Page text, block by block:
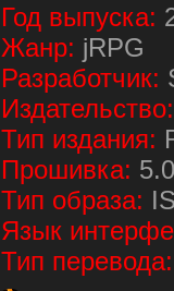
Год выпуска:
Жанр: jRPG
Разработчик:
Издательство:
Тип издания:
Прошивка:
Тип образа:
Язык
Тип перевода: